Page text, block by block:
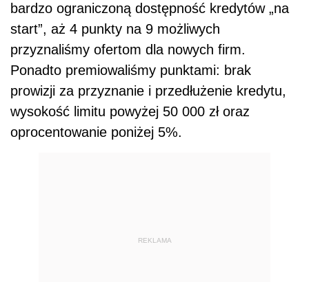
bardzo ograniczoną dostępność kredytów „na
start”, aż 4 punkty na 9 możliwych
przyznaliśmy ofertom dla nowych firm.
Ponadto premiowaliśmy punktami: brak
prowizji za przyznanie i przedłużenie kredytu,
wysokość limitu powyżej 50 000 zł oraz
oprocentowanie poniżej 5%.
REKLAMA